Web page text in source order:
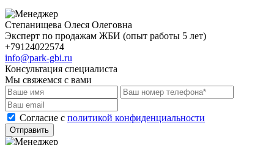
Степанищева Олеся Олеговна
Эксперт по продажам ЖБИ (опыт работы 5 лет)
+79124022574
info@park-gbi.ru
Консультация специалиста
Мы свяжемся с вами
Cогласие с политикой конфиденциальности
Отправить